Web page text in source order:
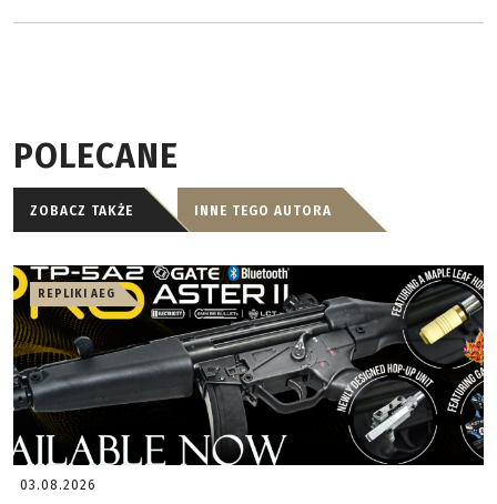
POLECANE
ZOBACZ TAKŻE INNE TEGO AUTORA
REPLIKI AEG
03.08.2026